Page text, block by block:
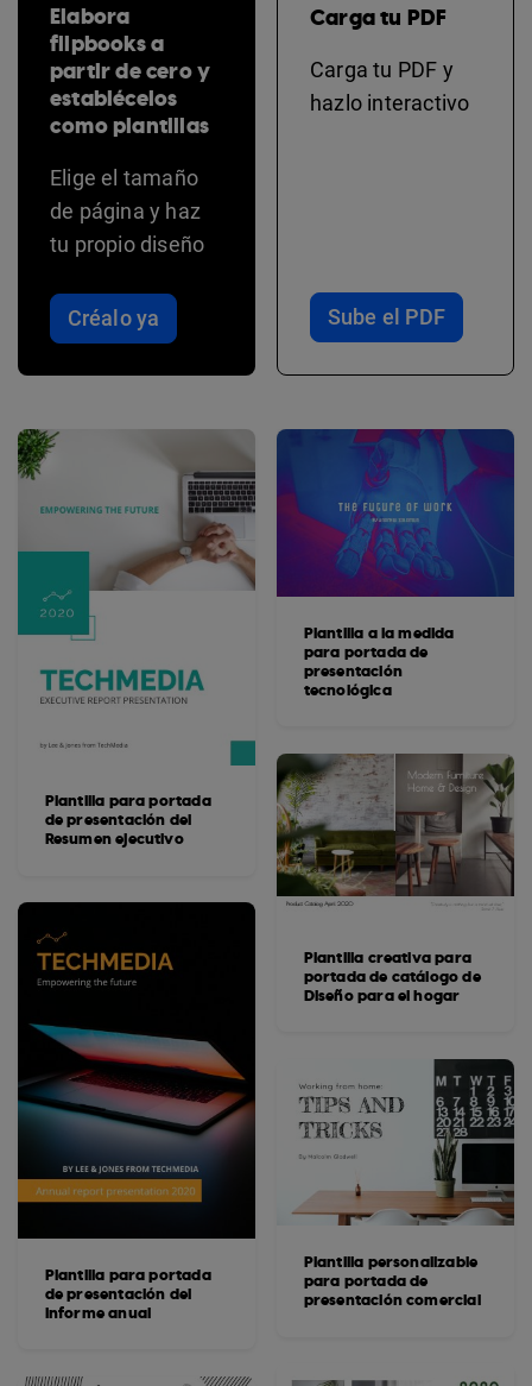
Elabora
flipbooks a
partir de cero y
establécelos
como plantillas
Elige el tamaño
de página y haz
tu propio diseño
Créalo ya
Carga tu PDF
Carga tu PDF y
hazlo interactivo
Sube el PDF
Plantilla para portada
de presentación del
Resumen ejecutivo
Plantilla para portada
de presentación del
informe anual
Plantilla a la medida
para portada de
presentación
tecnológica
Plantilla creativa para
portada de catálogo de
Diseño para el hogar
Plantilla personalizable
para portada de
presentación comercial